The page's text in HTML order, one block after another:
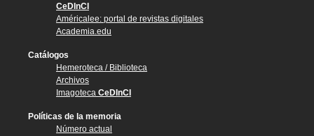
CeDInCI
Américalee: portal de revistas digitales
Academia.edu
Catálogos
Hemeroteca / Biblioteca
Archivos
Imagoteca CeDInCI
Políticas de la memoria
Número actual